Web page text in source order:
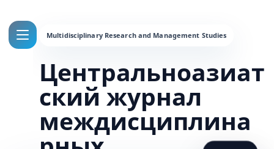
Центральноазиат
ский журнал
междисциплина